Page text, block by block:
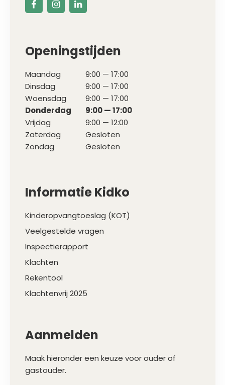
Openingstijden
Maandag
9:00 — 17:00
Dinsdag
9:00 — 17:00
Woensdag
9:00 — 17:00
Donderdag
9:00 — 17:00
Vrijdag
9:00 — 12:00
Zaterdag
Gesloten
Zondag
Gesloten
Informatie Kidko
Kinderopvangtoeslag (KOT)
Veelgestelde vragen
Inspectierapport
Klachten
Rekentool
Klachtenvrij 2025
Aanmelden
Maak hieronder een keuze voor ouder of
gastouder.